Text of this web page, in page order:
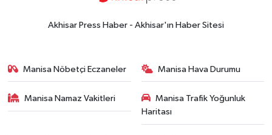
Akhisar Press Haber - Akhisar'ın Haber Sitesi
Manisa Nöbetçi Eczaneler Manisa Hava Durumu
Manisa Namaz Vakitleri
Manisa Trafik Yoğunluk
Haritası